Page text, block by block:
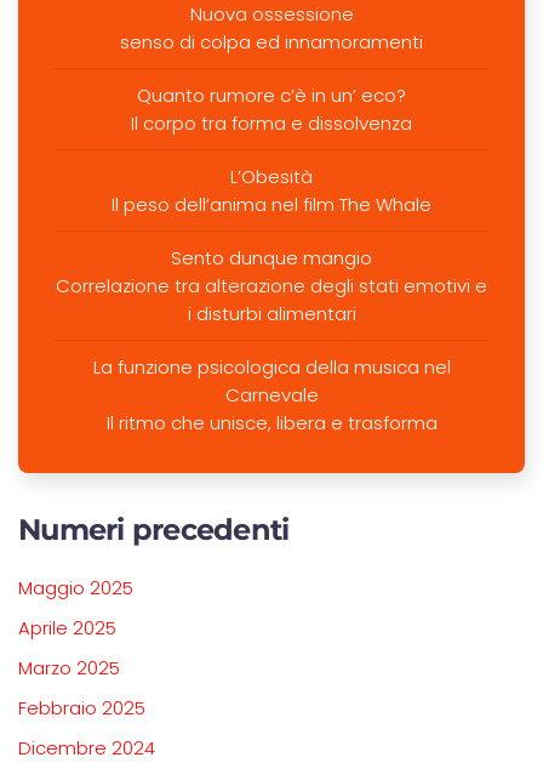
Nuova ossessione
senso di colpa ed innamoramenti
Quanto rumore c’è in un’ eco?
Il corpo tra forma e dissolvenza
L’Obesità
Il peso dell’anima nel film The Whale
Sento dunque mangio
Correlazione tra alterazione degli stati emotivi e
i disturbi alimentari
La funzione psicologica della musica nel
Carnevale
Il ritmo che unisce, libera e trasforma
Numeri precedenti
Maggio 2025
Aprile 2025
Marzo 2025
Febbraio 2025
Dicembre 2024